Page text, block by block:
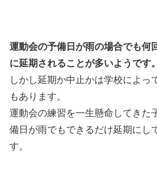
運動会の予備日が雨の場合でも何
に延期されることが多いようです。
しかし延期か中止かは学校によっ
もあります。
運動会の練習を一生懸命してきた
備日が雨でもできるだけ延期にし
す。